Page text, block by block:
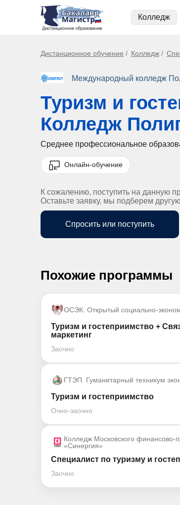
Колледж
Дистанционное обучение Колледж
Международный колледж
Туризм и
Колледж
Среднее профессиональное
Онлайн-обучение
К сожалению, поступить на данную
Оставьте заявку, мы подберем
Спросить или поступить
Похожие программы
ОСЭК. Открытый социально-
Туризм и гостеприимство +
маркетинг
Заочно
ГТЭП. Гуманитарный техникум
Туризм и гостеприимство
Очно-заочно
Колледж Московского финансово-
«Синергия»
Специалист по туризму и
Заочно